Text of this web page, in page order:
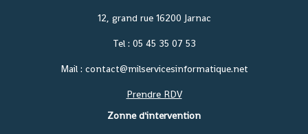
12, grand rue 16200 Jarnac
Tel : 05 45 35 07 53
Mail : contact@milservicesinformatique.net
Prendre RDV
Zonne d'intervention